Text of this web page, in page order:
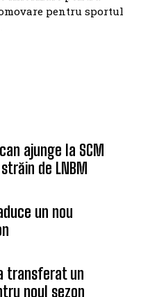
promptitudine și
să fim o voce a
informare pentru
pentru sportul
ajunge la SCM
de LNBM
un nou